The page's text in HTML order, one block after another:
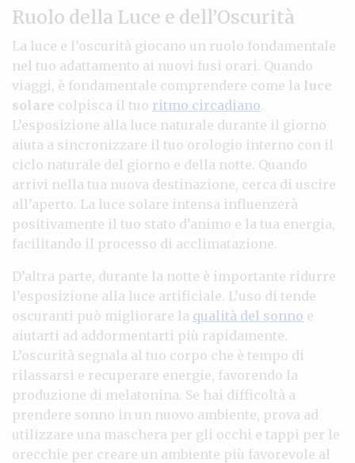
Ruolo della Luce e dell’Oscurità
La luce e l’oscurità giocano un ruolo fondamentale
nel tuo adattamento ai nuovi fusi orari. Quando
viaggi, è fondamentale comprendere come la luce
solare colpisca il tuo ritmo circadiano.
L’esposizione alla luce naturale durante il giorno
aiuta a sincronizzare il tuo orologio interno con il
ciclo naturale del giorno e della notte. Quando
arrivi nella tua nuova destinazione, cerca di uscire
all’aperto. La luce solare intensa influenzerà
positivamente il tuo stato d’animo e la tua energia,
facilitando il processo di acclimatazione.
D’altra parte, durante la notte è importante ridurre
l’esposizione alla luce artificiale. L’uso di tende
oscuranti può migliorare la qualità del sonno e
aiutarti ad addormentarti più rapidamente.
L’oscurità segnala al tuo corpo che è tempo di
rilassarsi e recuperare energie, favorendo la
produzione di melatonina. Se hai difficoltà a
prendere sonno in un nuovo ambiente, prova ad
utilizzare una maschera per gli occhi e tappi per le
orecchie per creare un ambiente più favorevole al